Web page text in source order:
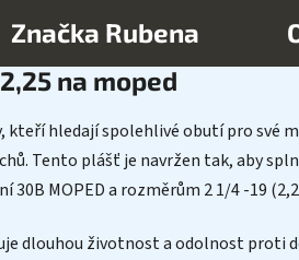
Značka Rubena
na moped
hledají spolehlivé obutí pro své
Tento plášť je navržen tak, aby
MOPED a rozměrům 2 1/4 -19
dlouhou životnost a odolnost proti